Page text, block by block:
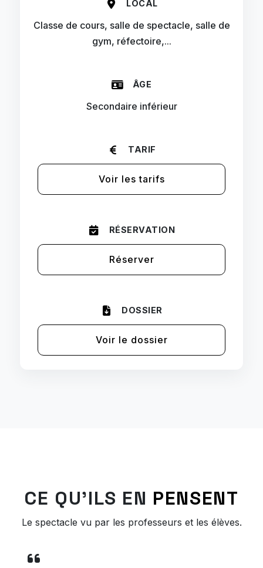
LOCAL
Classe de cours, salle de spectacle, salle de
gym, réfectoire,...
ÂGE
Secondaire inférieur
TARIF
Voir les tarifs
RÉSERVATION
Réserver
DOSSIER
Voir le dossier
CE QU'ILS EN PENSENT
Le spectacle vu par les professeurs et les élèves.